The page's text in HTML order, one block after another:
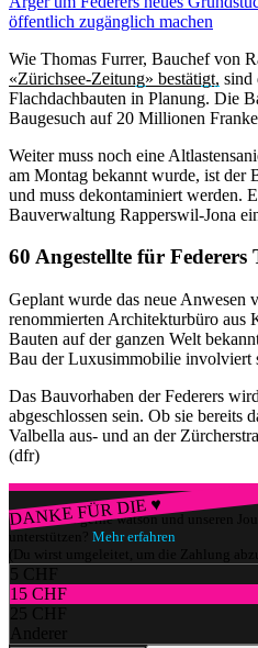
öffentlich zugänglich machen
Wie Thomas Furrer, Bauchef von
«Zürichsee-Zeitung» bestätigt, sind
Flachdachbauten in Planung. Die
Baugesuch auf 20 Millionen
Weiter muss noch eine
am Montag bekannt wurde, ist der
und muss dekontaminiert werden.
Bauverwaltung Rapperswil-Jona
60 Angestellte für
Geplant wurde das neue Anwesen
renommierten Architekturbüro aus
Bauten auf der ganzen Welt
Bau der Luxusimmobilie involviert
Das Bauvorhaben der Federers
abgeschlossen sein. Ob sie bereits
Valbella aus- und an der
(dfr)
DANKE FÜR DIE ♥
Würdest du gerne watson und unseren
unterstützen? Mehr erfahren
(Du wirst umgeleitet, um die Zahlung
5 CHF
15 CHF
25 CHF
Anderer